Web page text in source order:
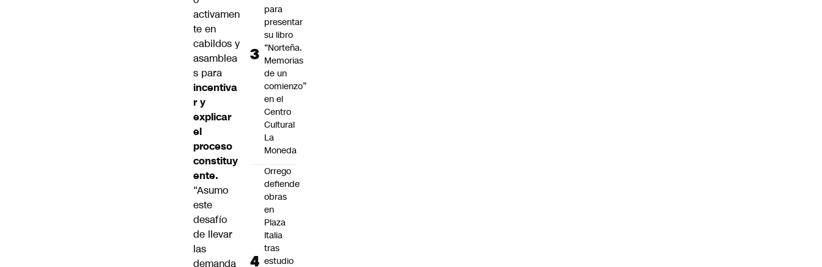
activamen
te en
cabildos y
asamblea
s para
incentiva
r y
explicar
el
proceso
constituy
ente.
“Asumo
este
desafío
de llevar
las
demanda
para
presentar
su libro
“Norteña.
Memorias
de un
comienzo”
en el
Centro
Cultural
La
Moneda
Orrego
defiende
obras
en
Plaza
Italia
tras
estudio